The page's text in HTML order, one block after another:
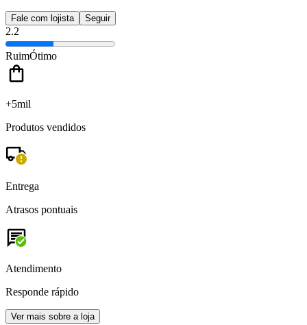
Fale com lojista Seguir
2.2
RuimÓtimo
+5mil
Produtos vendidos
Entrega
Atrasos pontuais
Atendimento
Responde rápido
Ver mais sobre a loja